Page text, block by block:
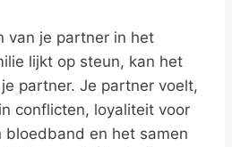
van je partner in het
lijkt op steun, kan het
partner. Je partner voelt,
conflicten, loyaliteit voor
bloedband en het samen